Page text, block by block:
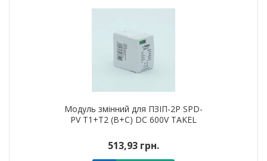
Модуль змінний для ПЗІП-2P SPD-
PV T1+T2 (B+C) DC 600V TAKEL
513,93 грн.